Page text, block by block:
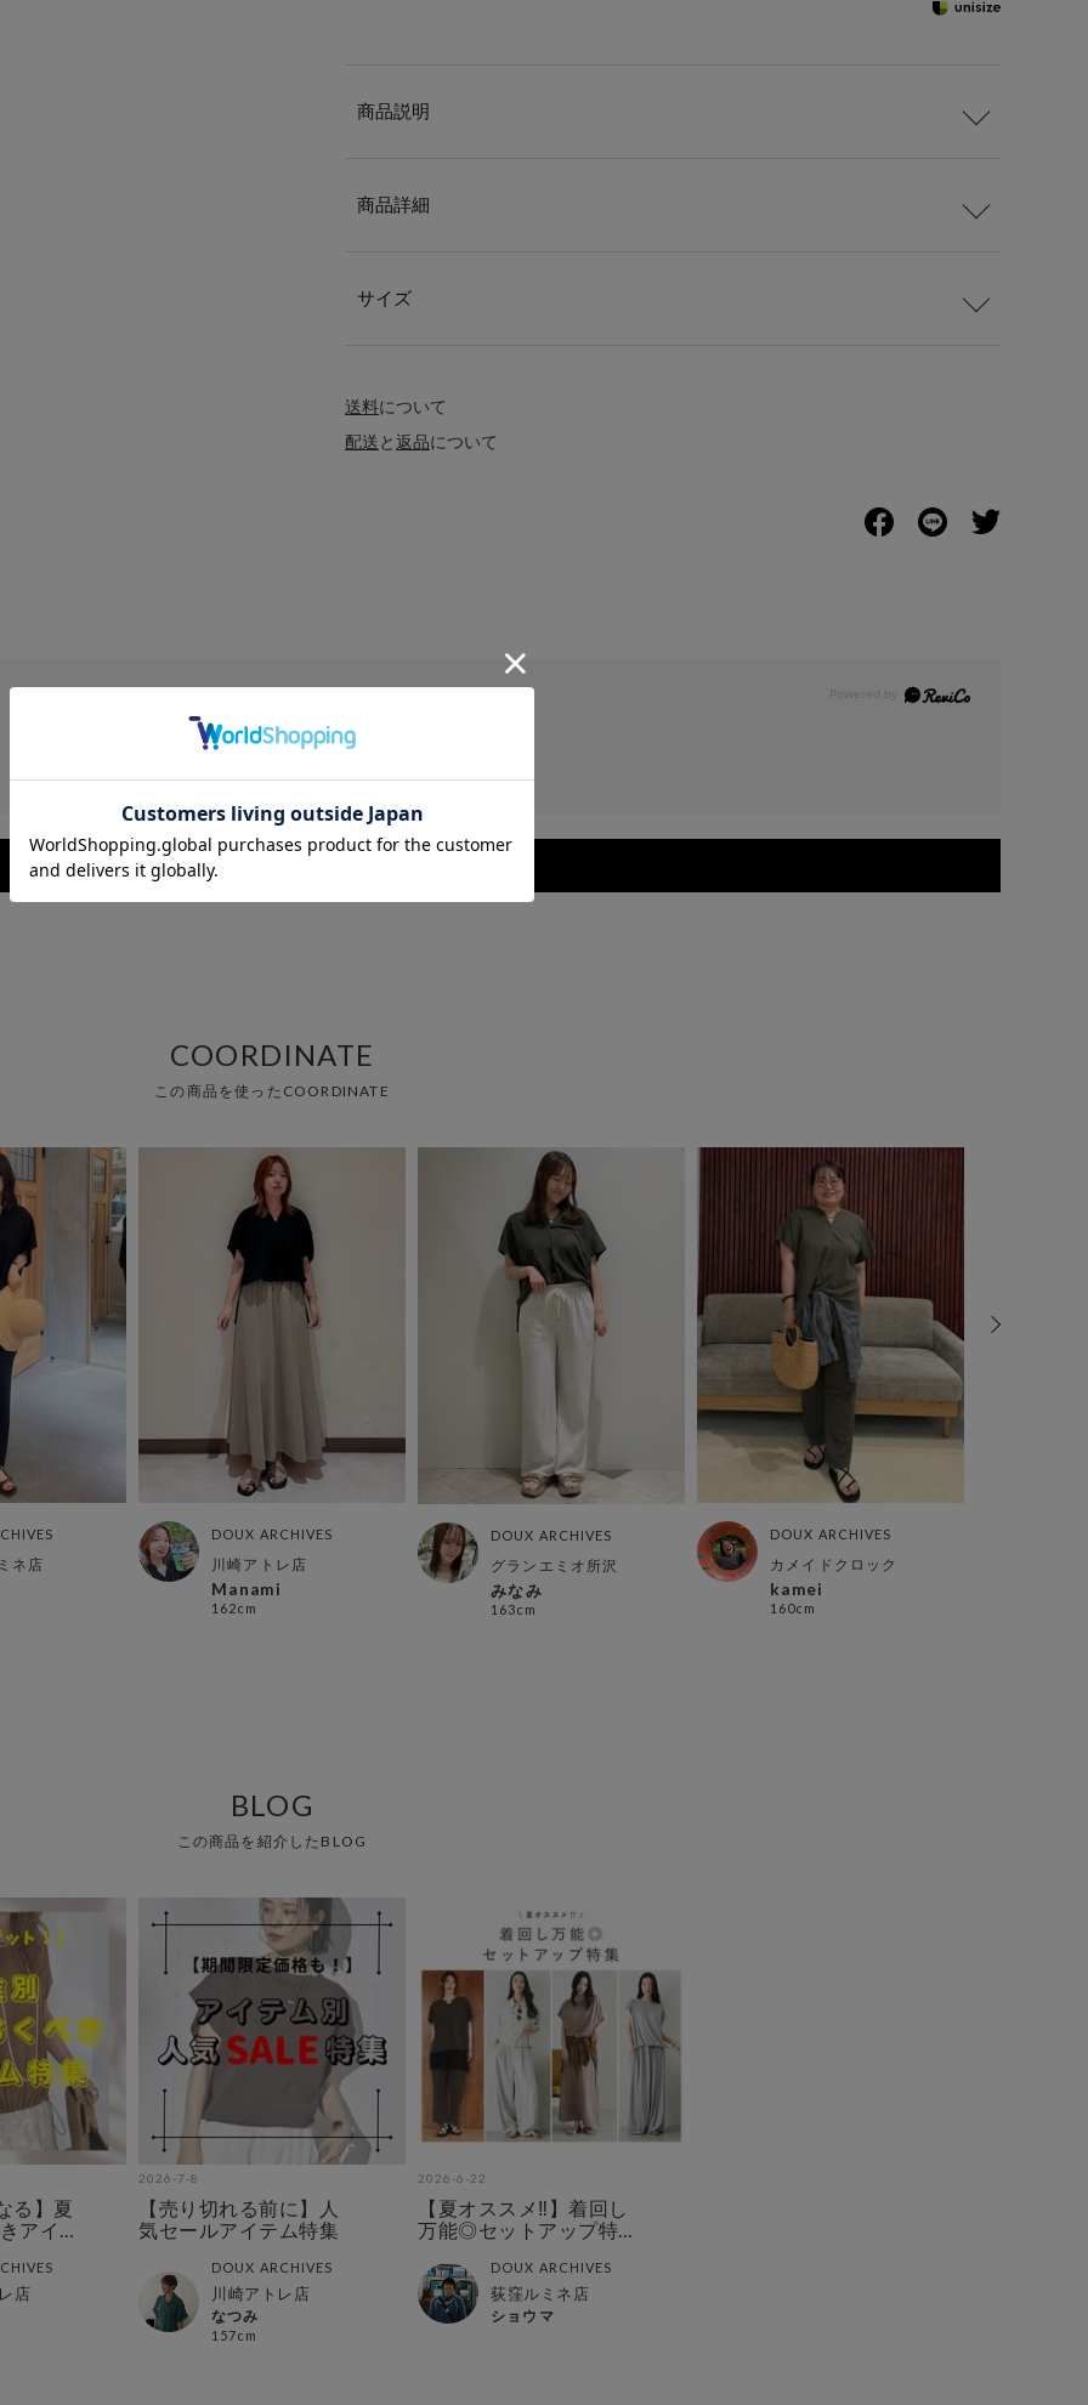
商品説明
商品詳細
サイズ
送料について
配送と返品について
レビューを見る
COORDINATE
この商品を使ったCOORDINATE
ネ店
DOUX ARCHIVES
川崎アトレ店
Manami
162cm
DOUX ARCHIVES
グランエミオ所沢
みなみ
163cm
DOUX ARCHIVES
カメイドクロック
kamei
160cm
BLOG
この商品を紹介したBLOG
る】夏
アイ
店
2026-7-8
【売り切れる前に】人
気セールアイテム特集
DOUX ARCHIVES
川崎アトレ店
なつみ
157cm
2026-6-22
【夏オススメ‼︎】着回し
万能◎セットアップ特
DOUX ARCHIVES
荻窪ルミネ店
ショウマ